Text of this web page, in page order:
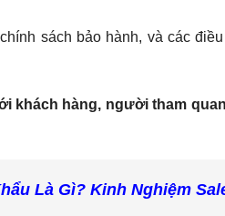
sách bảo hành, và các
khách hàng, người tham
Là Gì? Kinh Nghiệm